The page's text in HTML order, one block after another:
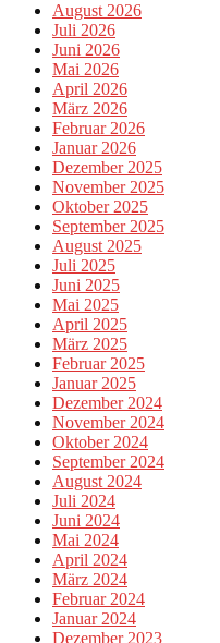
August 2026
Juli 2026
Juni 2026
Mai 2026
April 2026
März 2026
Februar 2026
Januar 2026
Dezember 2025
November 2025
Oktober 2025
September 2025
August 2025
Juli 2025
Juni 2025
Mai 2025
April 2025
März 2025
Februar 2025
Januar 2025
Dezember 2024
November 2024
Oktober 2024
September 2024
August 2024
Juli 2024
Juni 2024
Mai 2024
April 2024
März 2024
Februar 2024
Januar 2024
Dezember 2023